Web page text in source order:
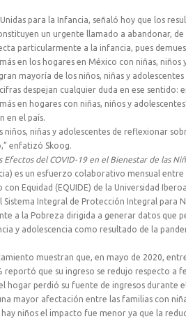
Unidas para la Infancia, señaló hoy que los
un urgente llamado a abandonar,
particularmente a la infancia, pues
en los hogares en México con niñas, niños
mayoría de los niños, niñas y
despejan cualquier duda en ese sentido:
en hogares con niñas, niños y
en el país.
niños, niñas y adolescentes de reflexionar
enfatizó Skoog.
del COVID-19 en el Bienestar de las
es un esfuerzo colaborativo mensual entre
con Equidad (EQUIDE) de la Universidad
Sistema Integral de Protección Integral para
a la Pobreza dirigida a generar datos que
y adolescencia como resultado de la
muestran que, en mayo de 2020,
reportó que su ingreso se redujo respecto a
hogar perdió su fuente de ingresos durante
mayor afectación entre las familias con
niños el impacto fue menor ya que la